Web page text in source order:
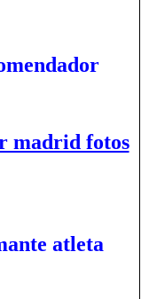
madrid fotos
atleta